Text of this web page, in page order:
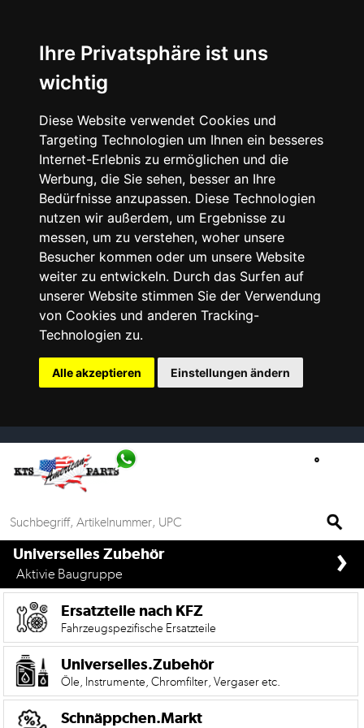
Ihre Privatsphäre ist uns
wichtig
Diese Website verwendet Cookies und
Targeting Technologien um Ihnen ein besseres
Internet-Erlebnis zu ermöglichen und die
Werbung, die Sie sehen, besser an Ihre
Bedürfnisse anzupassen. Diese Technologien
nutzen wir außerdem, um Ergebnisse zu
messen, um zu verstehen, woher unsere
Besucher kommen oder um unsere Website
weiter zu entwickeln. Durch das Surfen auf
unserer Website stimmen Sie der Verwendung
von Cookies und anderen Tracking-
Technologien zu.
Alle akzeptieren Einstellungen ändern
nach
KFZ
Universelles
Anfrage
&
Kontaktformular
Garage
Carport
Die
Mobile
Version
if%> >
Universelles Zubehör
Aktivie Baugruppe ›
Ersatzteile nach KFZ
Fahrzeugspezifische Ersatzteile
Universelles.Zubehör
Öle, Instrumente, Chromfilter, Vergaser etc.
Schnäppchen.Markt